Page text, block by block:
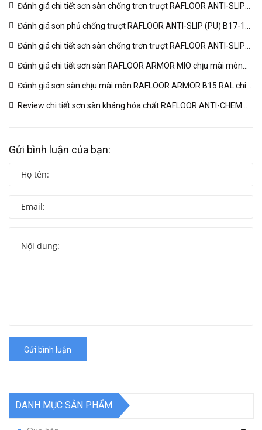
Đánh giá chi tiết sơn sàn chống trơn trượt RAFLOOR ANTI-SLIP
MIO B18 RAL | VINP
(04/03/2026)
Đánh giá sơn phủ chống trượt RAFLOOR ANTI-SLIP (PU) B17-1
RAL chuyên sâu | VINP
(04/03/2026)
Đánh giá chi tiết sơn sàn chống trơn trượt RAFLOOR ANTI-SLIP
B17 RAL | VINP
Đánh giá chi tiết sơn sàn RAFLOOR ARMOR MIO chịu mài mòn
Đánh giá sơn sàn chịu mài mòn RAFLOOR ARMOR B15 RAL chi
(04/03/2026)
Review chi tiết sơn sàn kháng hóa chất RAFLOOR ANTI-CHEM
Gửi bình luận của bạn:
Gửi bình luận
DANH MỤC SẢN PHẨM